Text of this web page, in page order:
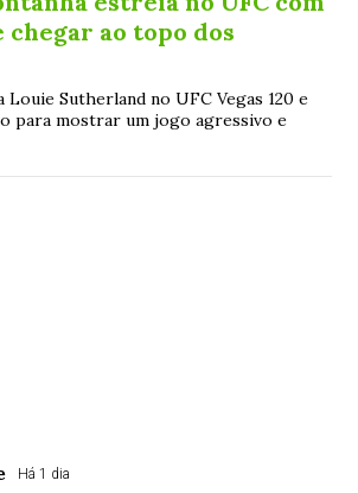
chegar ao topo dos
Sutherland no UFC Vegas 120 e
para mostrar um jogo agressivo e
Há 1 dia